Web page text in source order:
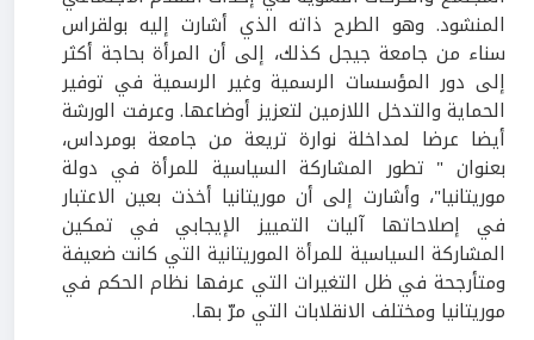
المنشود. وهو الطرح ذاته الذي أشارت إليه بولقراس
سناء من جامعة جيجل كذلك، إلى أن المرأة بحاجة أكثر
إلى دور المؤسسات الرسمية وغير الرسمية في توفير
الحماية والتدخل اللازمين لتعزيز أوضاعها. وعرفت الورشة
أيضا عرضا لمداخلة نوارة تريعة من جامعة بومرداس،
بعنوان " تطور المشاركة السياسية للمرأة في دولة
موريتانيا"، وأشارت إلى أن موريتانيا أخذت بعين الاعتبار
في إصلاحاتها آليات التمييز الإيجابي في تمكين
المشاركة السياسية للمرأة الموريتانية التي كانت ضعيفة
ومتأرجحة في ظل التغيرات التي عرفها نظام الحكم في
موريتانيا ومختلف الانقلابات التي مرّ بها.